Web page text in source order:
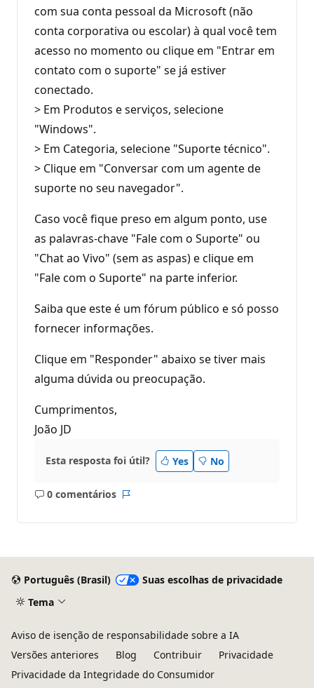
com sua conta pessoal da Microsoft (não
conta corporativa ou escolar) à qual você tem
acesso no momento ou clique em "Entrar em
contato com o suporte" se já estiver
conectado.
> Em Produtos e serviços, selecione
"Windows".
> Em Categoria, selecione "Suporte técnico".
> Clique em "Conversar com um agente de
suporte no seu navegador".
Caso você fique preso em algum ponto, use
as palavras-chave "Fale com o Suporte" ou
"Chat ao Vivo" (sem as aspas) e clique em
"Fale com o Suporte" na parte inferior.
Saiba que este é um fórum público e só posso
fornecer informações.
Clique em "Responder" abaixo se tiver mais
alguma dúvida ou preocupação.
Cumprimentos,
João JD
Esta resposta foi útil? Yes No
0 comentários
Sem
Português (Brasil)
Suas escolhas de privacidade
Tema
Aviso de isenção de responsabilidade sobre a IA
Versões anteriores
Blog Contribuir
Privacidade
Privacidade da Integridade do Consumidor